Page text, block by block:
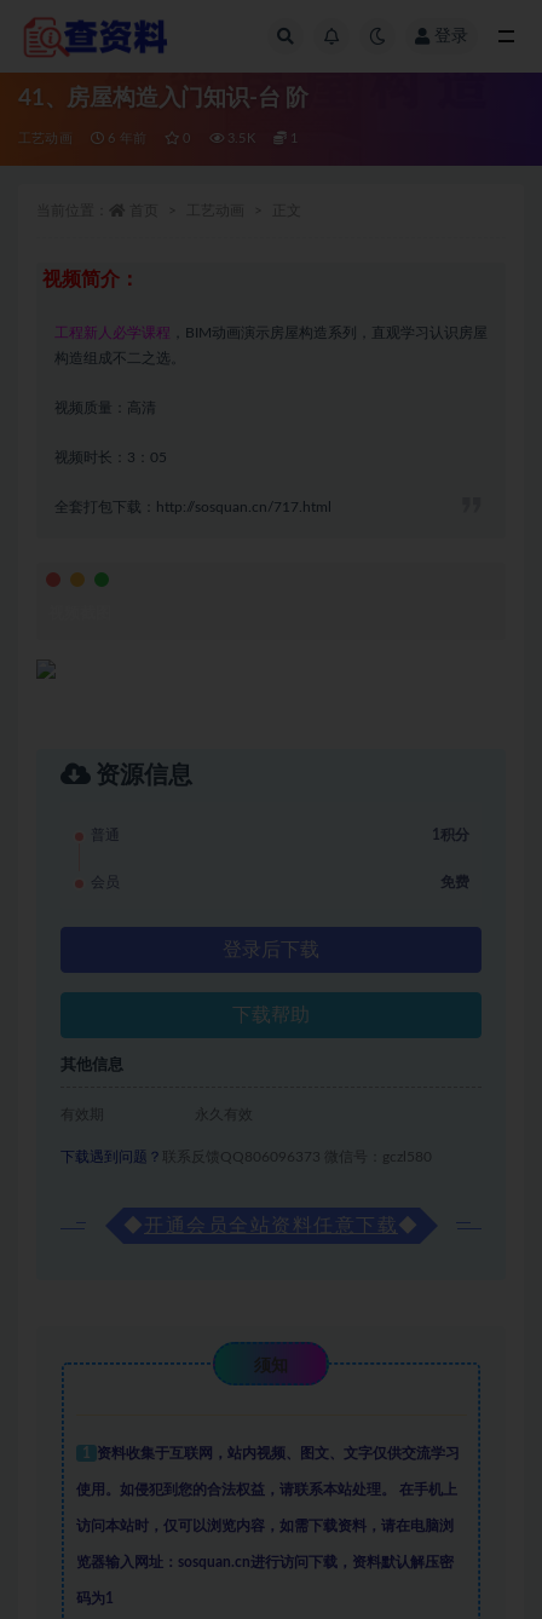
登录
41、房屋构造入门知识-台 阶
工艺动画 6 年前 0 3.5K 1
视频简介：
工程新人必学课程 ，BIM动画演示房屋构造系列，直观学习认识房屋
构造组成不二之选。
视频质量：高清
视频时长：3：05
全套打包下载： http://sosquan.cn/717.html
资源信息
普通 1积分
会员 免费
登录后下载
下载帮助
其他信息
有效期 永久有效
下载遇到问题？ 联系反馈QQ806096373 微信号：gczl580
◆ 开通会员全站资料任意下载◆
须知
1 资料收集于互联网 ， 站内视频、图文、文字仅供交流学习
使用。如侵犯到您的合法权益，请联系本站处理。 在手机上
访问本站时，仅可以浏览内容，如需下载资料，请在电脑浏
览器输入网址：sosquan.cn进行访问下载， 资料默认解压密
码为1